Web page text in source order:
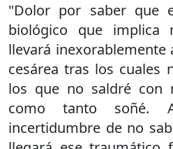
"Dolor por saber que
biológico que implica
llevará
cesárea tras los cuales
los que no saldré con
como tanto soñé.
incertidumbre de no